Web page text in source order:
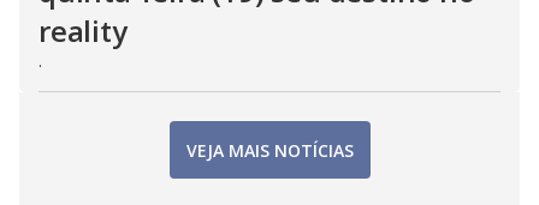
reality
.
VEJA MAIS NOTÍCIAS